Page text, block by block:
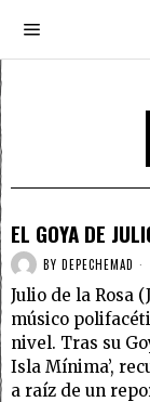
EL GOYA DE
BY DEPECHEMAD
Julio de la Rosa
músico
nivel. Tras su
Isla Mínima’,
a raíz de un